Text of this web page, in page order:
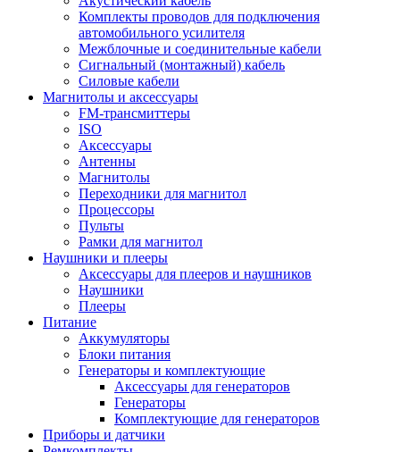
Комплекты проводов для подключения
автомобильного усилителя
Межблочные и соединительные кабели
Сигнальный (монтажный) кабель
Силовые кабели
Магнитолы и аксессуары
FM-трансмиттеры
ISO
Аксессуары
Антенны
Магнитолы
Переходники для магнитол
Процессоры
Пульты
Рамки для магнитол
Наушники и плееры
Аксессуары для плееров и наушников
Наушники
Плееры
Питание
Аккумуляторы
Блоки питания
Генераторы и комплектующие
Аксессуары для генераторов
Генераторы
Комплектующие для генераторов
Приборы и датчики